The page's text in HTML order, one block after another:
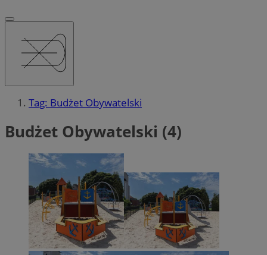
Tag: Budżet Obywatelski
Budżet Obywatelski (4)